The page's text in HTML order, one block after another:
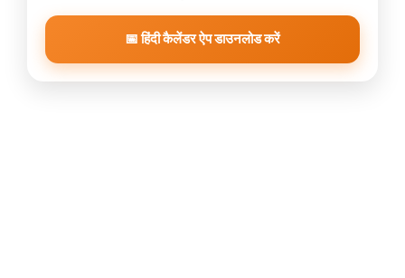
📅 हिंदी कैलेंडर ऐप डाउनलोड करें